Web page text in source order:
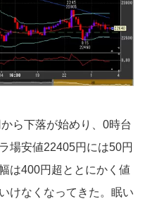
ら下落が始めり、0時台
場安値22405円には50円
は400円超ととにかく値
けなくなってきた。眠い